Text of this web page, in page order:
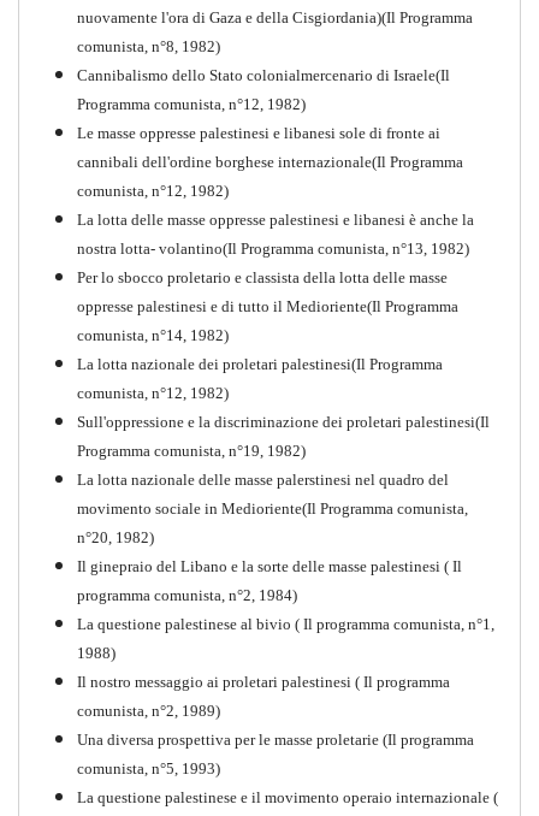
Perchè la Russia non era
comunista
Quaderno n°10
1917-2017 Ieri Oggi Domani
PDF Quaderno n°9
nuovamente l'ora di Gaza e della Cisgiordania)(Il Programma
comunista, n°8, 1982)
Cannibalismo dello Stato colonialmercenario di Israele(Il
Programma comunista, n°12, 1982)
Le masse oppresse palestinesi e libanesi sole di fronte ai
cannibali dell'ordine borghese internazionale(Il Programma
comunista, n°12, 1982)
La lotta delle masse oppresse palestinesi e libanesi è anche la
nostra lotta- volantino(Il Programma comunista, n°13, 1982)
Per lo sbocco proletario e classista della lotta delle masse
oppresse palestinesi e di tutto il Medioriente(Il Programma
comunista, n°14, 1982)
La lotta nazionale dei proletari palestinesi(Il Programma
comunista, n°12, 1982)
Sull'oppressione e la discriminazione dei proletari palestinesi(Il
Programma comunista, n°19, 1982)
La lotta nazionale delle masse palerstinesi nel quadro del
movimento sociale in Medioriente(Il Programma comunista,
n°20, 1982)
Il ginepraio del Libano e la sorte delle masse palestinesi ( Il
programma comunista, n°2, 1984)
La questione palestinese al bivio ( Il programma comunista, n°1,
1988)
Il nostro messaggio ai proletari palestinesi ( Il programma
comunista, n°2, 1989)
Una diversa prospettiva per le masse proletarie (Il programma
comunista, n°5, 1993)
La questione palestinese e il movimento operaio internazionale (